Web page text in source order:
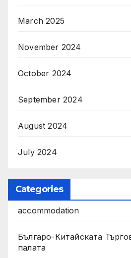
March 2025
November 2024
October 2024
September 2024
August 2024
July 2024
Categories
accommodation
Българо-Китайската
палата